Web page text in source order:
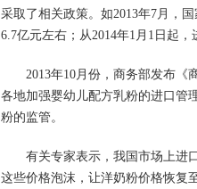
采取了相关政策。如2013年7月，
6.7亿元左右；从2014年1月1日起，
2013年10月份，商务部发布《
各地加强婴幼儿配方乳粉的进口管
粉的监管。
有关专家表示，我国市场上进
这些价格泡沫，让洋奶粉价格恢复